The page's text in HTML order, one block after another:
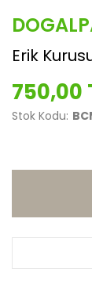
Erik
750,00
Stok Kodu: